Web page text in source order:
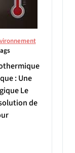
: Une
Le
de